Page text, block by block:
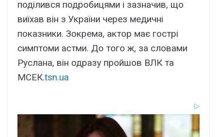
поділився подробицями і зазначив, що
виїхав він з України через медичні
показники. Зокрема, актор має гострі
симптоми астми. До того ж, за словами
Руслана, він одразу пройшов ВЛК та
МСЕК.tsn.ua